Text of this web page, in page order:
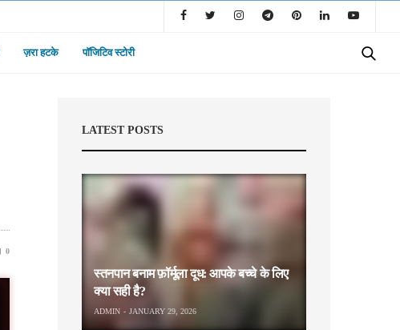
ज़रा हटके पॉजिटिव स्टोरी
0
LATEST POSTS
स्तनपान बनाम फ़ॉर्मूला दूध: आपके बच्चे के लिए
क्या सही है?
ADMIN JANUARY 29, 2026